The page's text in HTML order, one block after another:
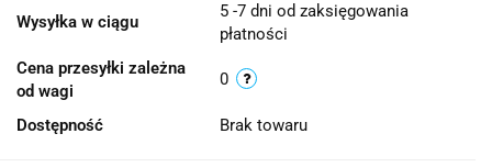
Wysyłka w ciągu
5 -7 dni od zaksięgowania
płatności
Cena przesyłki zależna
od wagi
0
Dostępność Brak towaru